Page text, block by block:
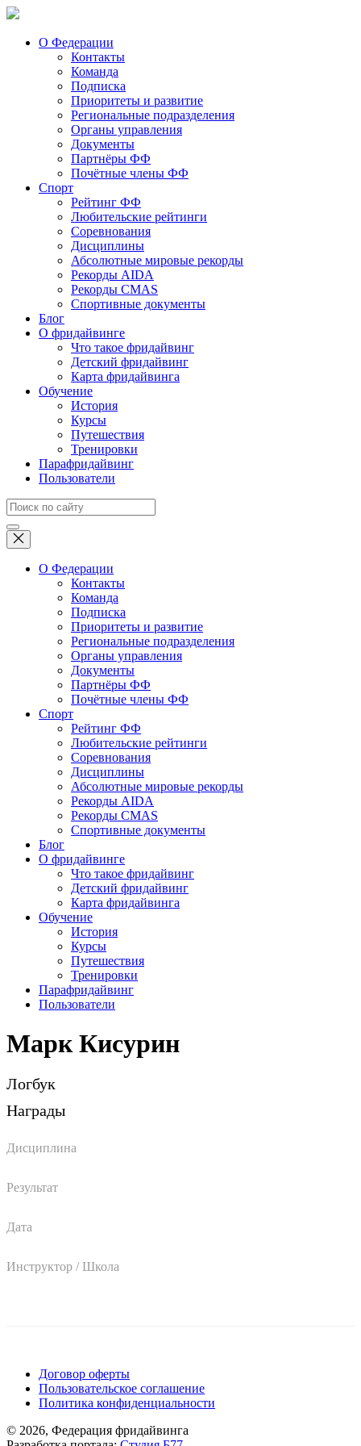
О Федерации
Контакты
Команда
Подписка
Приоритеты и развитие
Региональные подразделения
Органы управления
Документы
Партнёры ФФ
Почётные члены ФФ
Спорт
Рейтинг ФФ
Любительские рейтинги
Соревнования
Дисциплины
Абсолютные мировые рекорды
Рекорды AIDA
Рекорды CMAS
Спортивные документы
Блог
О фридайвинге
Что такое фридайвинг
Детский фридайвинг
Карта фридайвинга
Обучение
История
Курсы
Путешествия
Тренировки
Парафридайвинг
Пользователи
О Федерации
Контакты
Команда
Подписка
Приоритеты и развитие
Региональные подразделения
Органы управления
Документы
Партнёры ФФ
Почётные члены ФФ
Спорт
Рейтинг ФФ
Любительские рейтинги
Соревнования
Дисциплины
Абсолютные мировые рекорды
Рекорды AIDA
Рекорды CMAS
Спортивные документы
Блог
О фридайвинге
Что такое фридайвинг
Детский фридайвинг
Карта фридайвинга
Обучение
История
Курсы
Путешествия
Тренировки
Парафридайвинг
Пользователи
Марк Кисурин
Логбук
Награды
Дисциплина
Результат
Дата
Инструктор / Школа
Договор оферты
Пользовательское соглашение
Политика конфиденциальности
© 2026, Федерация фридайвинга